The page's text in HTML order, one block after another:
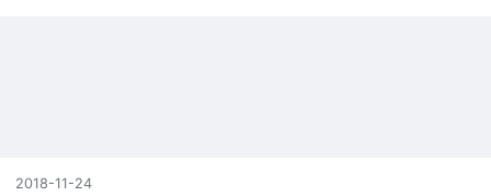
2018-11 -24